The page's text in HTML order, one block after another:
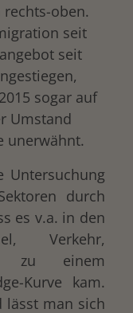
rechts-oben.
seit
seit
sogar auf
Umstand
unerwähnt.
Untersuchung
durch
es v.a. in den
Verkehr,
zu einem
Kurve kam.
lässt man sich